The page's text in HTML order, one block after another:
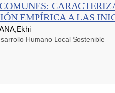
EMPÍRICA A LAS
Humano Local Sostenible